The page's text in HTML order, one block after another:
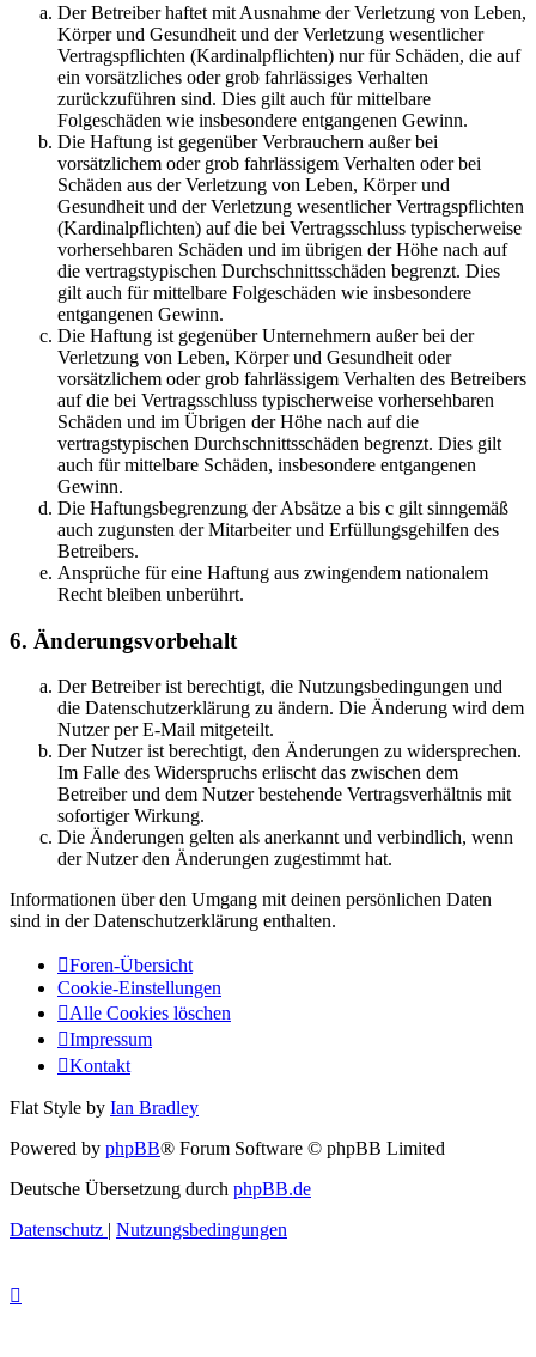
Der Betreiber haftet mit Ausnahme der Verletzung von Leben,
Körper und Gesundheit und der Verletzung wesentlicher
Vertragspflichten (Kardinalpflichten) nur für Schäden, die auf
ein vorsätzliches oder grob fahrlässiges Verhalten
zurückzuführen sind. Dies gilt auch für mittelbare
Folgeschäden wie insbesondere entgangenen Gewinn.
Die Haftung ist gegenüber Verbrauchern außer bei
vorsätzlichem oder grob fahrlässigem Verhalten oder bei
Schäden aus der Verletzung von Leben, Körper und
Gesundheit und der Verletzung wesentlicher Vertragspflichten
(Kardinalpflichten) auf die bei Vertragsschluss typischerweise
vorhersehbaren Schäden und im übrigen der Höhe nach auf
die vertragstypischen Durchschnittsschäden begrenzt. Dies
gilt auch für mittelbare Folgeschäden wie insbesondere
entgangenen Gewinn.
Die Haftung ist gegenüber Unternehmern außer bei der
Verletzung von Leben, Körper und Gesundheit oder
vorsätzlichem oder grob fahrlässigem Verhalten des Betreibers
auf die bei Vertragsschluss typischerweise vorhersehbaren
Schäden und im Übrigen der Höhe nach auf die
vertragstypischen Durchschnittsschäden begrenzt. Dies gilt
auch für mittelbare Schäden, insbesondere entgangenen
Gewinn.
Die Haftungsbegrenzung der Absätze a bis c gilt sinngemäß
auch zugunsten der Mitarbeiter und Erfüllungsgehilfen des
Betreibers.
Ansprüche für eine Haftung aus zwingendem nationalem
Recht bleiben unberührt.
6. Änderungsvorbehalt
Der Betreiber ist berechtigt, die Nutzungsbedingungen und
die Datenschutzerklärung zu ändern. Die Änderung wird dem
Nutzer per E-Mail mitgeteilt.
Der Nutzer ist berechtigt, den Änderungen zu widersprechen.
Im Falle des Widerspruchs erlischt das zwischen dem
Betreiber und dem Nutzer bestehende Vertragsverhältnis mit
sofortiger Wirkung.
Die Änderungen gelten als anerkannt und verbindlich, wenn
der Nutzer den Änderungen zugestimmt hat.
Informationen über den Umgang mit deinen persönlichen Daten
sind in der Datenschutzerklärung enthalten.
Foren-Übersicht
Cookie-Einstellungen
Alle Cookies löschen
Impressum
Kontakt
Flat Style by Ian Bradley
Powered by phpBB® Forum Software © phpBB Limited
Deutsche Übersetzung durch phpBB.de
Datenschutz | Nutzungsbedingungen